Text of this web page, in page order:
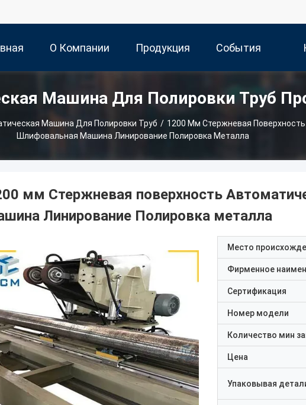
О Компании Продукция События
Машина Для Полировки Труб
Машина Для Полировки Труб / 1200 Мм Стержневая
Шлифовальная Машина Линирование Полировка Металла
мм Стержневая поверхность
Линирование Полировка металла
Место
Фирменное
Сертификация
Номер модели
Количество мин
Цена
Упаковывая